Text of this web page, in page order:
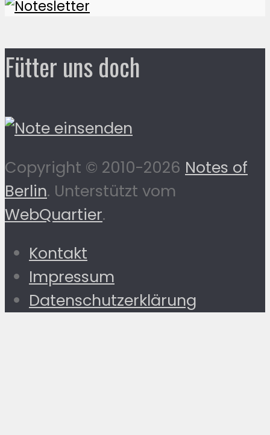
Fütter uns doch
Copyright © 2010-2026 Notes of
Berlin. Unterstützt vom
WebQuartier.
Kontakt
Impressum
Datenschutzerklärung